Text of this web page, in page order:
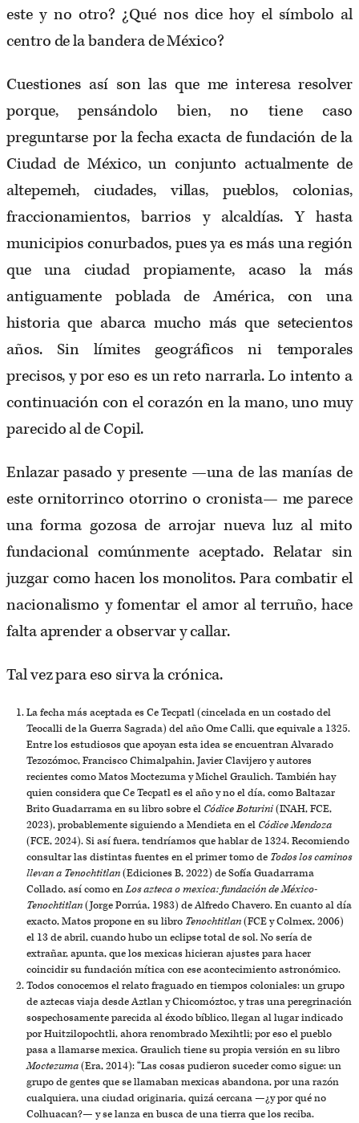
este y no otro? ¿Qué nos dice hoy el símbolo al
centro de la bandera de México?
Cuestiones así son las que me interesa resolver
porque, pensándolo bien, no tiene caso
preguntarse por la fecha exacta de fundación de la
Ciudad de México, un conjunto actualmente de
altepemeh, ciudades, villas, pueblos, colonias,
fraccionamientos, barrios y alcaldías. Y hasta
municipios conurbados, pues ya es más una región
que una ciudad propiamente, acaso la más
antiguamente poblada de América, con una
historia que abarca mucho más que setecientos
años. Sin límites geográficos ni temporales
precisos, y por eso es un reto narrarla. Lo intento a
continuación con el corazón en la mano, uno muy
parecido al de Copil.
Enlazar pasado y presente —una de las manías de
este ornitorrinco otorrino o cronista— me parece
una forma gozosa de arrojar nueva luz al mito
fundacional comúnmente aceptado. Relatar sin
juzgar como hacen los monolitos. Para combatir el
nacionalismo y fomentar el amor al terruño, hace
falta aprender a observar y callar.
Tal vez para eso sirva la crónica.
La fecha más aceptada es Ce Tecpatl (cincelada en un costado del
Teocalli de la Guerra Sagrada) del año Ome Calli, que equivale a 1325.
Entre los estudiosos que apoyan esta idea se encuentran Alvarado
Tezozómoc, Francisco Chimalpahin, Javier Clavijero y autores
recientes como Matos Moctezuma y Michel Graulich. También hay
quien considera que Ce Tecpatl es el año y no el día, como Baltazar
Brito Guadarrama en su libro sobre el Códice Boturini(INAH, FCE,
2023), probablemente siguiendo a Mendieta en el Códice Mendoza
(FCE, 2024). Si así fuera, tendríamos que hablar de 1324. Recomiendo
consultar las distintas fuentes en el primer tomo de Todos los caminos
llevan a Tenochtitlan(Ediciones B, 2022) de Sofía Guadarrama
Collado, así como enLos azteca o mexica: fundación de México-
Tenochtitlan(Jorge Porrúa, 1983) de Alfredo Chavero. En cuanto al día
exacto, Matos propone en su libro Tenochtitlan(FCE y Colmex, 2006)
el 13 de abril, cuando hubo un eclipse total de sol. No sería de
extrañar, apunta, que los mexicas hicieran ajustes para hacer
coincidir su fundación mítica con ese acontecimiento astronómico.
Todos conocemos el relato fraguado en tiempos coloniales: un grupo
de aztecas viaja desde Aztlan y Chicomóztoc, y tras una peregrinación
sospechosamente parecida al éxodo bíblico, llegan al lugar indicado
por Huitzilopochtli, ahora renombrado Mexihtli; por eso el pueblo
pasa a llamarse mexica. Graulich tiene su propia versión en su libro
Moctezuma(Era, 2014): “Las cosas pudieron suceder como sigue: un
grupo de gentes que se llamaban mexicas abandona, por una razón
cualquiera, una ciudad originaria, quizá cercana —¿y por qué no
Colhuacan?— y se lanza en busca de una tierra que los reciba.